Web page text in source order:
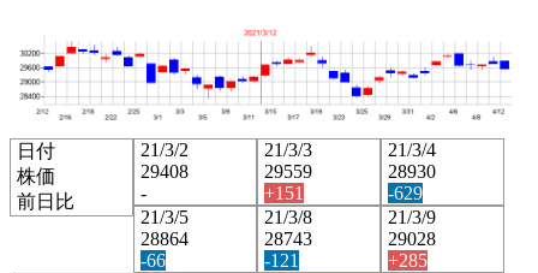
日付
株価
前日比
21/3/2
29408
-
21/3/3
29559
+151
21/3/4
28930
-629
21/3/5
28864
-66
21/3/8
28743
-121
21/3/9
29028
+285